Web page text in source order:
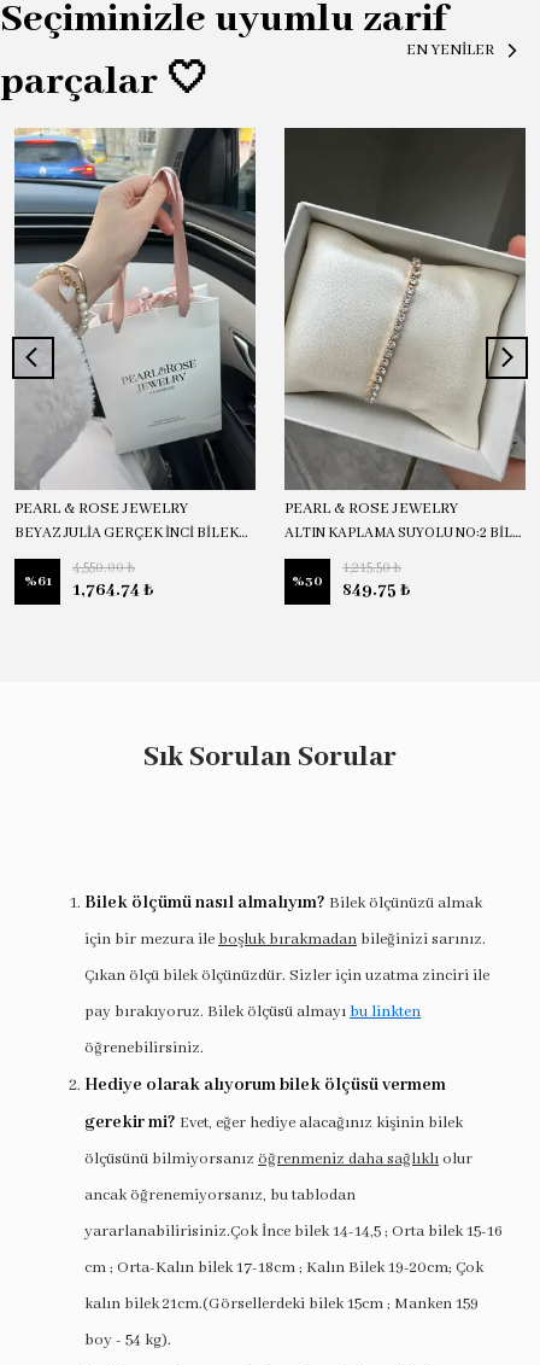
Seçiminizle uyumlu zarif
parçalar 🤍
EN YENİLER
PEARL & ROSE JEWELRY
BEYAZ JULİA GERÇEK İNCİ BİLEKLİK
%61
4,550.00 ₺
1,764.74 ₺
PEARL & ROSE JEWELRY
ALTIN KAPLAMA SUYOLU NO:2 BİLEKLİK
%30
1,215.50 ₺
849.75 ₺
Sık Sorulan Sorular
Bilek ölçümü nasıl almalıyım? Bilek ölçünüzü almak
için bir mezura ile boşluk bırakmadan bileğinizi sarınız.
Çıkan ölçü bilek ölçünüzdür. Sizler için uzatma zinciri ile
pay bırakıyoruz. Bilek ölçüsü almayı bu linkten
öğrenebilirsiniz.
Hediye olarak alıyorum bilek ölçüsü vermem
gerekir mi? Evet, eğer hediye alacağınız kişinin bilek
ölçüsünü bilmiyorsanız öğrenmeniz daha sağlıklı olur
ancak öğrenemiyorsanız, bu tablodan
yararlanabilirisiniz.Çok İnce bilek 14-14,5 ; Orta bilek 15-16
cm ; Orta-Kalın bilek 17-18cm ; Kalın Bilek 19-20cm; Çok
kalın bilek 21cm.(Görsellerdeki bilek 15cm ; Manken 159
boy - 54 kg).